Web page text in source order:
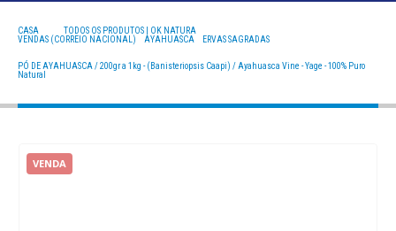
CASA
TODOS OS PRODUTOS | OK NATURA
VENDAS (CORREIO NACIONAL)
AYAHUASCA
ERVAS SAGRADAS
PÓ DE AYAHUASCA / 200GR A 1KG - (BANISTERIOPSIS CAAPI) / AYAHUASCA VINE - YAGE - 100%
PÓ DE AYAHUASCA / 200gr a 1kg - (Banisteriopsis Caapi) / Ayahuasca Vine - Yage - 100% Puro
Natural
VENDA